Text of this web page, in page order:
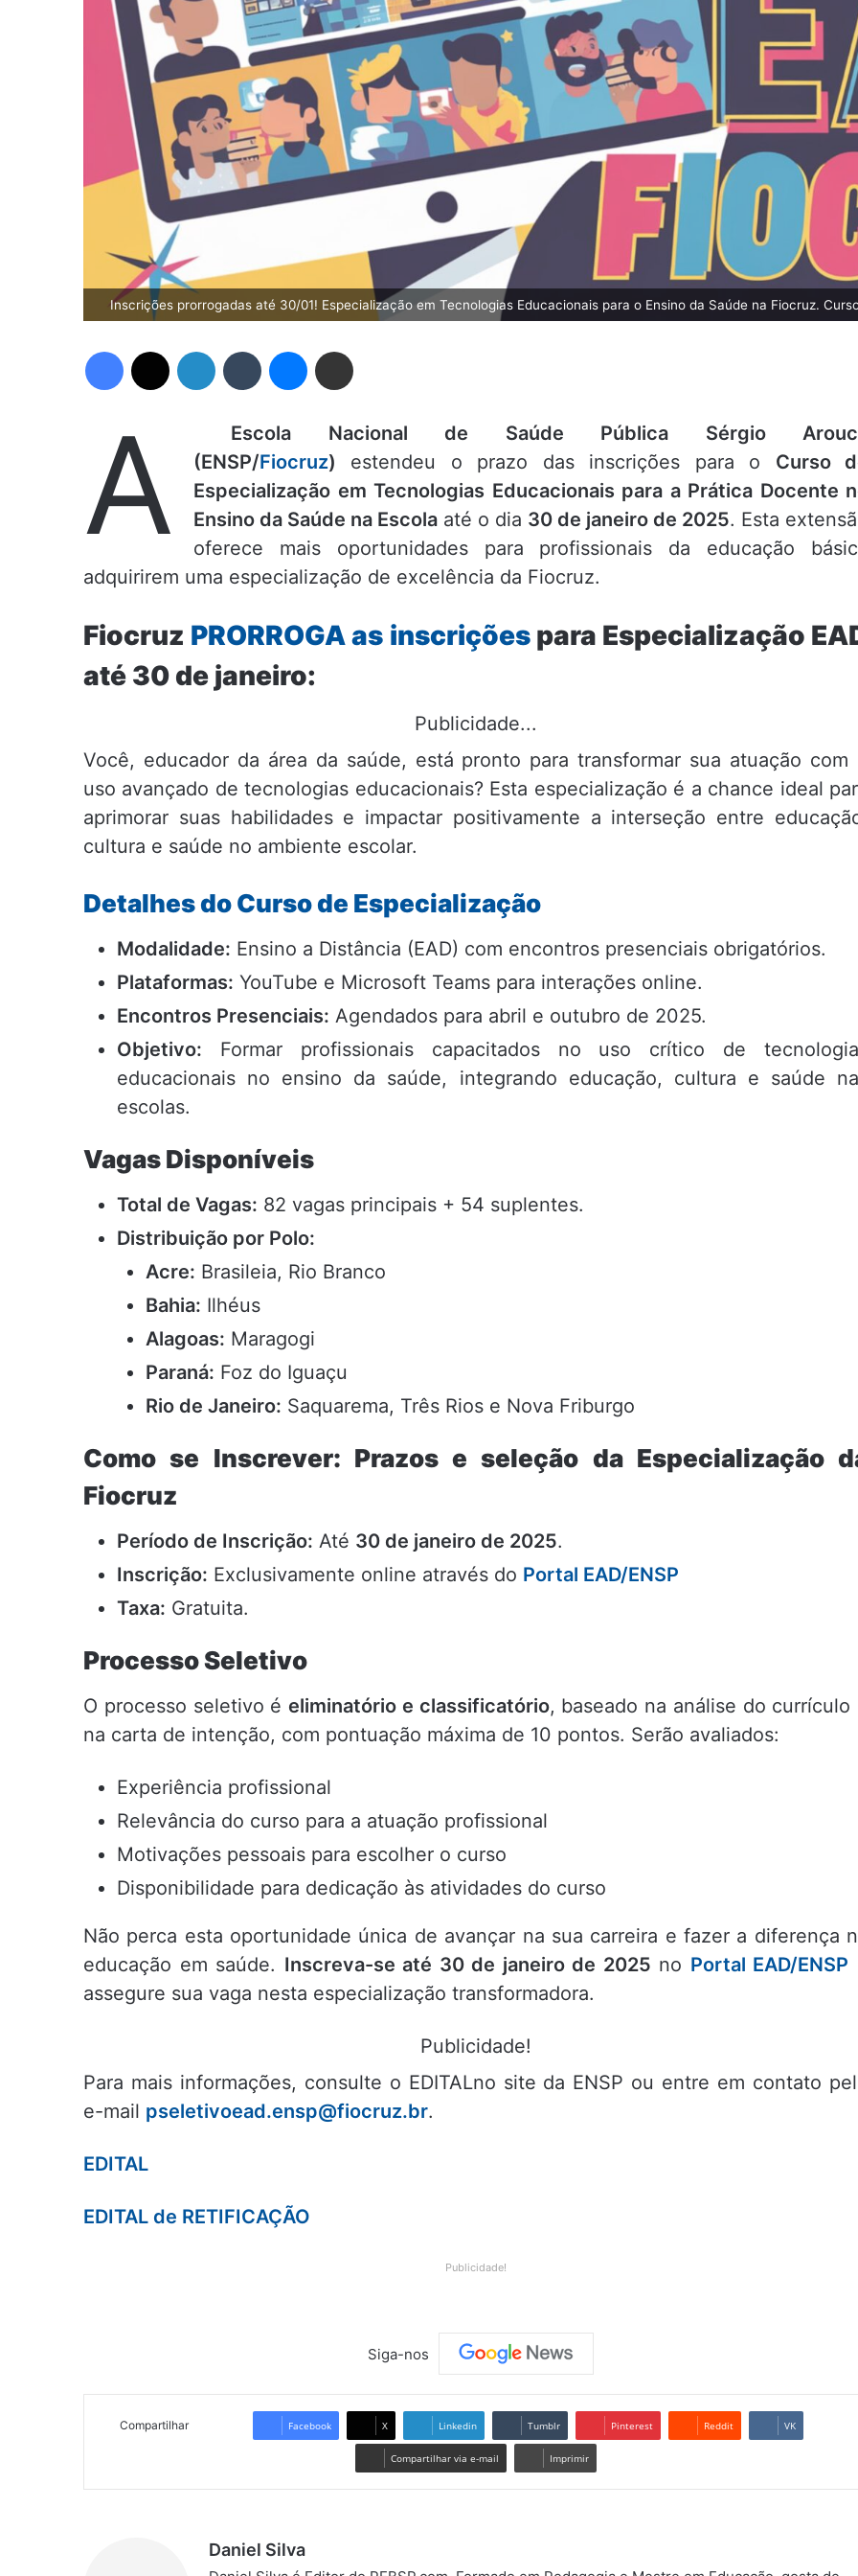
Inscrições prorrogadas até 30/01! Especialização em Tecnologias Educacionais para o Ensino da Saúde na Fiocruz.
A
Escola Nacional de Saúde Pública Sérgio
(ENSP/Fiocruz) estendeu o prazo das inscrições para o Curso
Especialização em Tecnologias Educacionais para a Prática Docente
Ensino da Saúde na Escola até o dia 30 de janeiro de 2025. Esta
oferece mais oportunidades para profissionais da educação
adquirirem uma especialização de excelência da Fiocruz.
Fiocruz PRORROGA as inscriçõespara Especialização
até 30 de janeiro:
Publicidade...
Você, educador da área da saúde, está pronto para transformar sua atuação com
uso avançado de tecnologias educacionais? Esta especialização é a chance ideal
aprimorar suas habilidades e impactar positivamente a interseção entre
cultura e saúde no ambiente escolar.
Detalhes do Curso de Especialização
Modalidade: Ensino a Distância (EAD) com encontros presenciais obrigatórios.
Plataformas: YouTube e Microsoft Teams para interações online.
Encontros Presenciais: Agendados para abril e outubro de 2025.
Objetivo: Formar profissionais capacitados no uso crítico de
educacionais no ensino da saúde, integrando educação, cultura e saúde
escolas.
Vagas Disponíveis
Total de Vagas: 82 vagas principais + 54 suplentes.
Distribuição por Polo:
Acre: Brasileia, Rio Branco
Bahia: Ilhéus
Alagoas: Maragogi
Paraná: Foz do Iguaçu
Rio de Janeiro: Saquarema, Três Rios e Nova Friburgo
Como se Inscrever: Prazos e seleção da Especialização
Fiocruz
Período de Inscrição: Até 30 de janeiro de 2025.
Inscrição: Exclusivamente online através do Portal EAD/ENSP
Taxa: Gratuita.
Processo Seletivo
O processo seletivo é eliminatório e classificatório, baseado na análise do currículo
na carta de intenção, com pontuação máxima de 10 pontos. Serão avaliados:
Experiência profissional
Relevância do curso para a atuação profissional
Motivações pessoais para escolher o curso
Disponibilidade para dedicação às atividades do curso
Não perca esta oportunidade única de avançar na sua carreira e fazer a diferença
educação em saúde. Inscreva-se até 30 de janeiro de 2025 no Portal EAD/ENSP
assegure sua vaga nesta especialização transformadora.
Publicidade!
Para mais informações, consulte o EDITALno site da ENSP ou entre em contato
e-mail pseletivoead.ensp@fiocruz.br.
EDITAL
EDITAL de RETIFICAÇÃO
Publicidade!
Siga-nos
Compartilhar Facebook X Linkedin Tumblr Pinterest Reddit VK
Compartilhar via e-mail Imprimir
Daniel Silva